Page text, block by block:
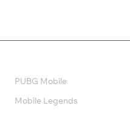
PUBG Mobile
Mobile Legends